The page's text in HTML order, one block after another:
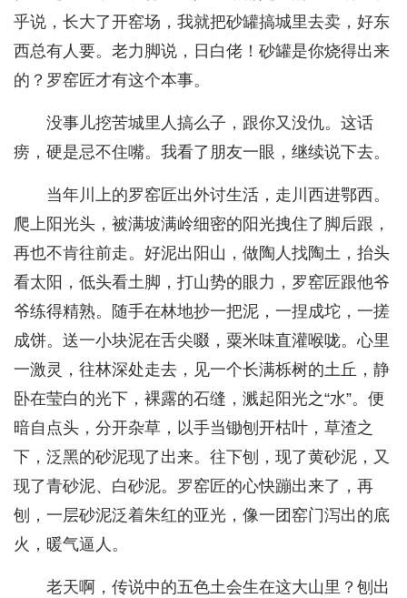
乎说，长大了开窑场，我就把砂罐搞城里去卖，好东
西总有人要。老力脚说，日白佬！砂罐是你烧得出来
的？罗窑匠才有这个本事。
没事儿挖苦城里人搞么子，跟你又没仇。这话
痨，硬是忌不住嘴。我看了朋友一眼，继续说下去。
当年川上的罗窑匠出外讨生活，走川西进鄂西。
爬上阳光头，被满坡满岭细密的阳光拽住了脚后跟，
再也不肯往前走。好泥出阳山，做陶人找陶土，抬头
看太阳，低头看土脚，打山势的眼力，罗窑匠跟他爷
爷练得精熟。随手在林地抄一把泥，一捏成坨，一搓
成饼。送一小块泥在舌尖啜，粟米味直灌喉咙。心里
一激灵，往林深处走去，见一个长满栎树的土丘，静
卧在莹白的光下，裸露的石缝，溅起阳光之“水”。便
暗自点头，分开杂草，以手当锄刨开枯叶，草渣之
下，泛黑的砂泥现了出来。往下刨，现了黄砂泥，又
现了青砂泥、白砂泥。罗窑匠的心快蹦出来了，再
刨，一层砂泥泛着朱红的亚光，像一团窑门泻出的底
火，暖气逼人。
老天啊，传说中的五色土会生在这大山里？刨出